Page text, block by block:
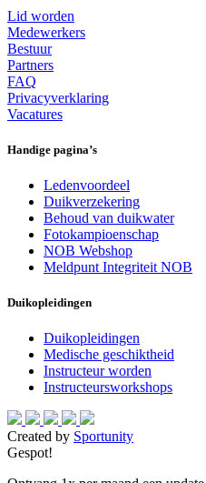
Lid worden
Medewerkers
Bestuur
Partners
FAQ
Privacyverklaring
Vacatures
Handige pagina’s
Ledenvoordeel
Duikverzekering
Behoud van duikwater
Fotokampioenschap
NOB Webshop
Meldpunt Integriteit NOB
Duikopleidingen
Duikopleidingen
Medische geschiktheid
Instructeur worden
Instructeursworkshops
Created by Sportunity
Gespot!